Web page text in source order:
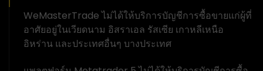
WeMasterTrade ไม่ได้ให้บริการบัญชีการซื้อขายแก่ผู้ที่
อาศัยอยู่ในเวียดนาม อิสราเอล รัสเซีย เกาหลีเหนือ
อิหร่าน และประเทศอื่นๆ บางประเทศ